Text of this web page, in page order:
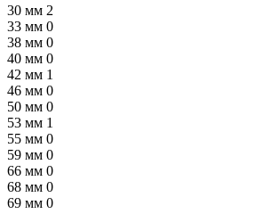
30 мм 2
33 мм 0
38 мм 0
40 мм 0
42 мм 1
46 мм 0
50 мм 0
53 мм 1
55 мм 0
59 мм 0
66 мм 0
68 мм 0
69 мм 0